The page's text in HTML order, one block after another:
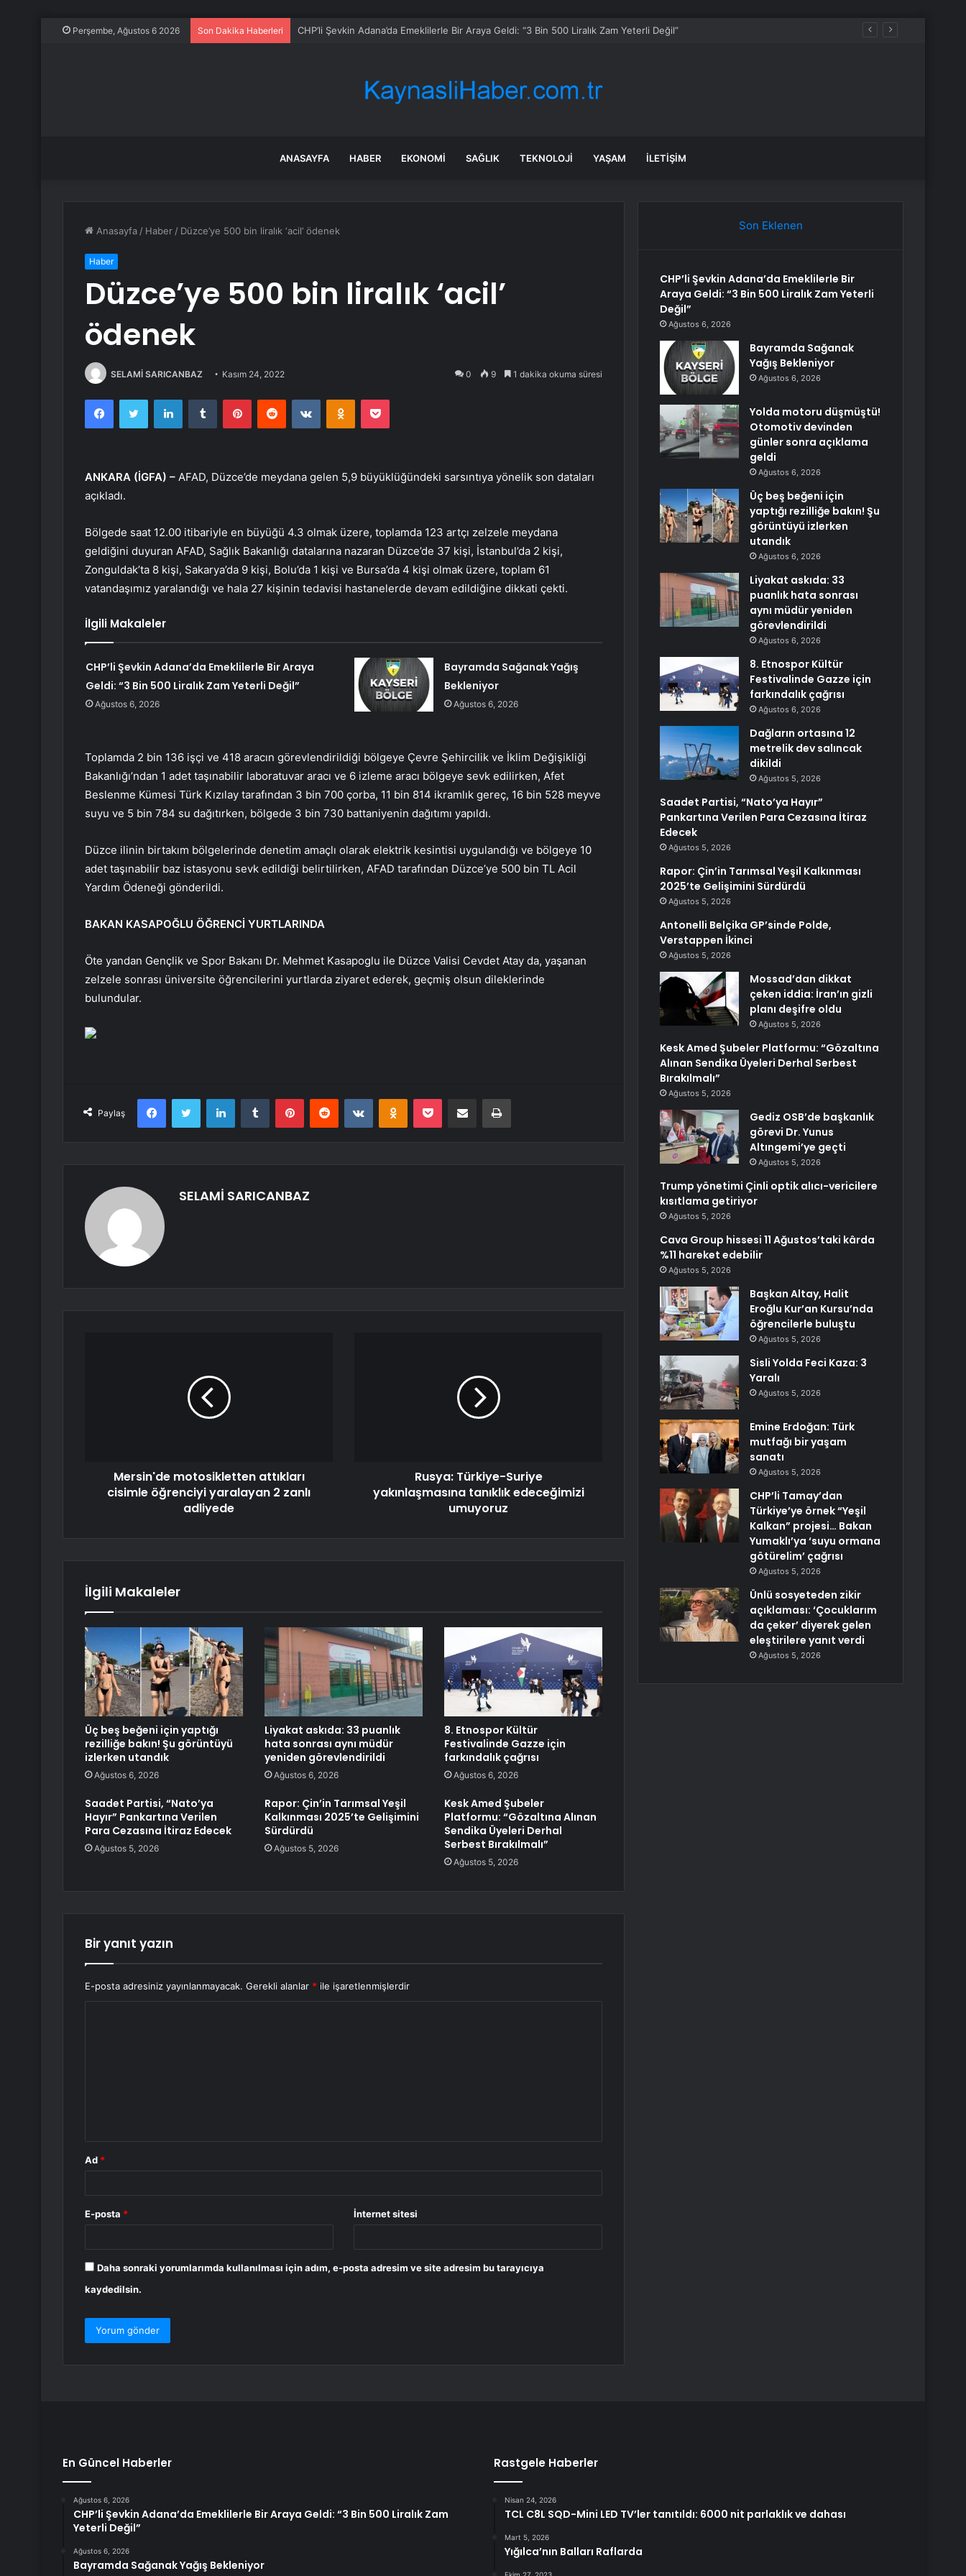
Perşembe, Ağustos 6 2026 Son Dakika Haberleri Bayramda Sağanak Yağış Bekleniyor
ANASAYFA HABER EKONOMI SAĞLIK TEKNOLOJI YAŞAM İLETIŞIM
Anasayfa / Haber / Düzce’ye 500 bin liralık ‘acil’ ödenek
Haber
Düzce’ye 500 bin liralık ‘acil’
ödenek
SELAMİ SARICANBAZ Kasım 24, 2022 0 9 1 dakika okuma süresi
FacebookTwitter LinkedInTumblr PinterestReddit VKontakteOdnoklassniki
Pocket
ANKARA (İGFA) – AFAD, Düzce’de meydana gelen 5,9 büyüklüğündeki sarsıntıya yönelik son dataları
açıkladı.
Bölgede saat 12.00 itibariyle en büyüğü 4.3 olmak üzere, toplamda 123 artçı zelzele meydana
geldiğini duyuran AFAD, Sağlık Bakanlığı datalarına nazaran Düzce’de 37 kişi, İstanbul’da 2 kişi,
Zonguldak’ta 8 kişi, Sakarya’da 9 kişi, Bolu’da 1 kişi ve Bursa’da 4 kişi olmak üzere, toplam 61
vatandaşımız yaralandığı ve hala 27 kişinin tedavisi hastanelerde devam edildiğine dikkati çekti.
İlgili Makaleler
CHP’li Şevkin Adana’da Emeklilerle Bir Araya
Geldi: “3 Bin 500 Liralık Zam Yeterli Değil”
Ağustos 6, 2026
Bayramda Sağanak Yağış
Bekleniyor
Ağustos 6, 2026
Toplamda 2 bin 136 işçi ve 418 aracın görevlendirildiği bölgeye Çevre Şehircilik ve İklim Değişikliği
Bakanlığı’ndan 1 adet taşınabilir laboratuvar aracı ve 6 izleme aracı bölgeye sevk edilirken, Afet
Beslenme Kümesi Türk Kızılay tarafından 3 bin 700 çorba, 11 bin 814 ikramlık gereç, 16 bin 528 meyve
suyu ve 5 bin 784 su dağıtırken, bölgede 3 bin 730 battaniyenin dağıtımı yapıldı.
Düzce ilinin birtakım bölgelerinde denetim amaçlı olarak elektrik kesintisi uygulandığı ve bölgeye 10
adet taşınabilir baz istasyonu sevk edildiği belirtilirken, AFAD tarafından Düzce’ye 500 bin TL Acil
Yardım Ödeneği gönderildi.
BAKAN KASAPOĞLU ÖĞRENCİ YURTLARINDA
Öte yandan Gençlik ve Spor Bakanı Dr. Mehmet Kasapoglu ile Düzce Valisi Cevdet Atay da, yaşanan
zelzele sonrası üniversite öğrencilerini yurtlarda ziyaret ederek, geçmiş olsun dileklerinde
bulundular.
Paylaş
FacebookTwitter LinkedInTumblr PinterestReddit VKontakteOdnoklassniki
Pocket E-Posta ile paylaş Yazdır
SELAMİ SARICANBAZ
Mersin'de motosikletten attıkları
cisimle öğrenciyi yaralayan 2 zanlı
adliyede
Rusya: Türkiye-Suriye
yakınlaşmasına tanıklık edeceğimizi
umuyoruz
İlgili Makaleler
Üç beş beğeni için yaptığı
rezilliğe bakın! Şu görüntüyü
izlerken utandık
Ağustos 6, 2026
Liyakat askıda: 33 puanlık
hata sonrası aynı müdür
yeniden görevlendirildi
Ağustos 6, 2026
8. Etnospor Kültür
Festivalinde Gazze için
farkındalık çağrısı
Ağustos 6, 2026
Saadet Partisi, “Nato’ya
Hayır” Pankartına Verilen
Para Cezasına İtiraz Edecek
Ağustos 5, 2026
Rapor: Çin’in Tarımsal Yeşil
Kalkınması 2025’te Gelişimini
Sürdürdü
Ağustos 5, 2026
Kesk Amed Şubeler
Platformu: “Gözaltına Alınan
Sendika Üyeleri Derhal
Serbest Bırakılmalı”
Ağustos 5, 2026
Bir yanıt yazın
E-posta adresiniz yayınlanmayacak. Gerekli alanlar * ile işaretlenmişlerdir
Ad *
E-posta * İnternet sitesi
Daha sonraki yorumlarımda kullanılması için adım, e-posta adresim ve site adresim bu tarayıcıya
kaydedilsin.
Son Eklenen
CHP’li Şevkin Adana’da Emeklilerle Bir
Araya Geldi: “3 Bin 500 Liralık Zam Yeterli
Değil”
Ağustos 6, 2026
Bayramda Sağanak
Yağış Bekleniyor
Ağustos 6, 2026
Yolda motoru düşmüştü!
Otomotiv devinden
günler sonra açıklama
geldi
Ağustos 6, 2026
Üç beş beğeni için
yaptığı rezilliğe bakın! Şu
görüntüyü izlerken
utandık
Ağustos 6, 2026
Liyakat askıda: 33
puanlık hata sonrası
aynı müdür yeniden
görevlendirildi
Ağustos 6, 2026
8. Etnospor Kültür
Festivalinde Gazze için
farkındalık çağrısı
Ağustos 6, 2026
Dağların ortasına 12
metrelik dev salıncak
dikildi
Ağustos 5, 2026
Saadet Partisi, “Nato’ya Hayır”
Pankartına Verilen Para Cezasına İtiraz
Edecek
Ağustos 5, 2026
Rapor: Çin’in Tarımsal Yeşil Kalkınması
2025’te Gelişimini Sürdürdü
Ağustos 5, 2026
Antonelli Belçika GP’sinde Polde,
Verstappen İkinci
Ağustos 5, 2026
Mossad’dan dikkat
çeken iddia: İran’ın gizli
planı deşifre oldu
Ağustos 5, 2026
Kesk Amed Şubeler Platformu: “Gözaltına
Alınan Sendika Üyeleri Derhal Serbest
Bırakılmalı”
Ağustos 5, 2026
Gediz OSB’de başkanlık
görevi Dr. Yunus
Altıngemi’ye geçti
Ağustos 5, 2026
Trump yönetimi Çinli optik alıcı-vericilere
kısıtlama getiriyor
Ağustos 5, 2026
Cava Group hissesi 11 Ağustos’taki kârda
%11 hareket edebilir
Ağustos 5, 2026
Başkan Altay, Halit
Eroğlu Kur’an Kursu’nda
öğrencilerle buluştu
Ağustos 5, 2026
Sisli Yolda Feci Kaza: 3
Yaralı
Ağustos 5, 2026
Emine Erdoğan: Türk
mutfağı bir yaşam
sanatı
Ağustos 5, 2026
CHP’li Tamay’dan
Türkiye’ye örnek “Yeşil
Kalkan” projesi… Bakan
Yumaklı’ya ‘suyu ormana
götürelim’ çağrısı
Ağustos 5, 2026
Ünlü sosyeteden zikir
açıklaması: ‘Çocuklarım
da çeker’ diyerek gelen
eleştirilere yanıt verdi
Ağustos 5, 2026
En Güncel Haberler
Ağustos 6, 2026
CHP’li Şevkin Adana’da Emeklilerle Bir Araya Geldi: “3 Bin 500 Liralık Zam
Yeterli Değil”
Ağustos 6, 2026
Bayramda Sağanak Yağış Bekleniyor
Rastgele Haberler
Nisan 24, 2026
TCL C8L SQD-Mini LED TV’ler tanıtıldı: 6000 nit parlaklık ve dahası
Mart 5, 2026
Yığılca’nın Balları Raflarda